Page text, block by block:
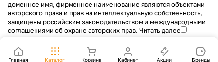
Главная Каталог Корзина Кабинет Акции Бренды
доменное имя, фирменное наименование являются объектами
авторского права и прав на интеллектуальную собственность,
защищены российским законодательством и международными
соглашениями об охране авторских прав. Читать далее